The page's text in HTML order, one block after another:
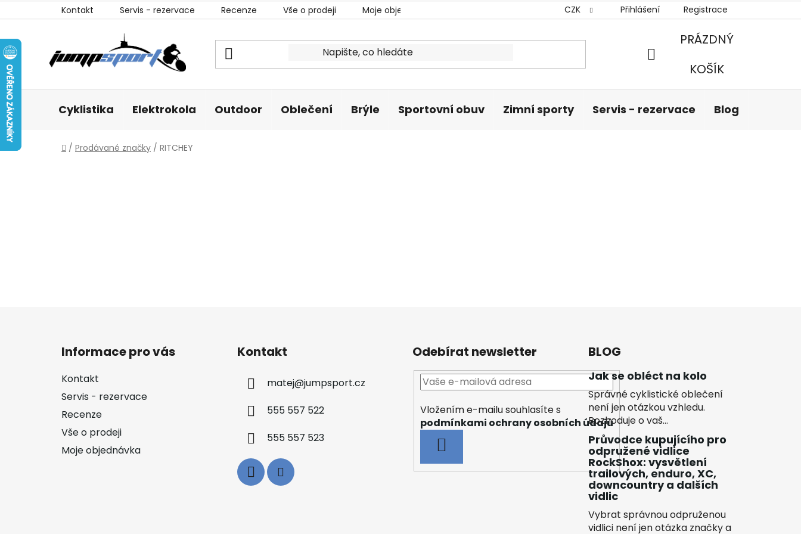
Kontakt Servis - rezervace Recenze Vše o prodeji Moje objednávka CZK Přihlášení Registrace
NÁKUPNÍ
PRÁZDNÝ
KOŠÍK
Cyklistika Elektrokola Outdoor Oblečení Brýle Sportovní obuv Zimní sporty Servis - rezervace Blog
Domů
/ Prodávané značky / RITCHEY
Informace pro vás
Kontakt
Servis - rezervace
Recenze
Vše o prodeji
Moje objednávka
Kontakt
matej@jumpsport.cz
555 557 522
555 557 523
Odebírat newsletter
Vložením e-mailu souhlasíte s
podmínkami ochrany osobních údajů
SE
BLOG
Jak se obléct na kolo
Správné cyklistické oblečení
není jen otázkou vzhledu.
Rozhoduje o vaš...
Průvodce kupujícího pro
odpružené vidlice
RockShox: vysvětlení
trailových, enduro, XC,
downcountry a dalších
vidlic
Vybrat správnou odpruženou
vidlici není jen otázka značky a